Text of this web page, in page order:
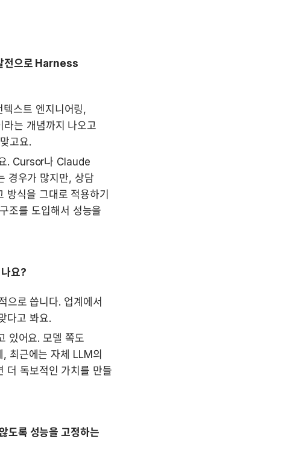
전으로 Harness
스트 엔지니어링,
는 개념까지 나오고
고요.
. Cursor나 Claude
경우가 많지만, 상담
식을 그대로 적용하기
조를 도입해서 성능을
요?
으로 씁니다. 업계에서
다고 봐요.
있어요. 모델 쪽도
최근에는 자체 LLM의
더 독보적인 가치를 만들
도록 성능을 고정하는